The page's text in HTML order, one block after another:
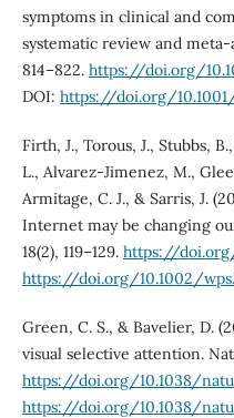
symptoms in clinical and
systematic review and meta-
814–822. https://doi.org/
DOI: https://doi.org/
Firth, J., Torous, J., Stubbs,
L., Alvarez-Jimenez, M.,
Armitage, C. J., & Sarris, J.
Internet may be changing
18(2), 119–129. https://
https://doi.org/10.1002/
Green, C. S., & Bavelier, D.
visual selective attention.
https://doi.org/10.1038/
https://doi.org/10.1038/